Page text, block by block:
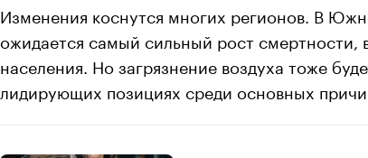
Изменения коснутся многих регионов. В
ожидается самый сильный рост смертности,
населения. Но загрязнение воздуха тоже
лидирующих позициях среди основных